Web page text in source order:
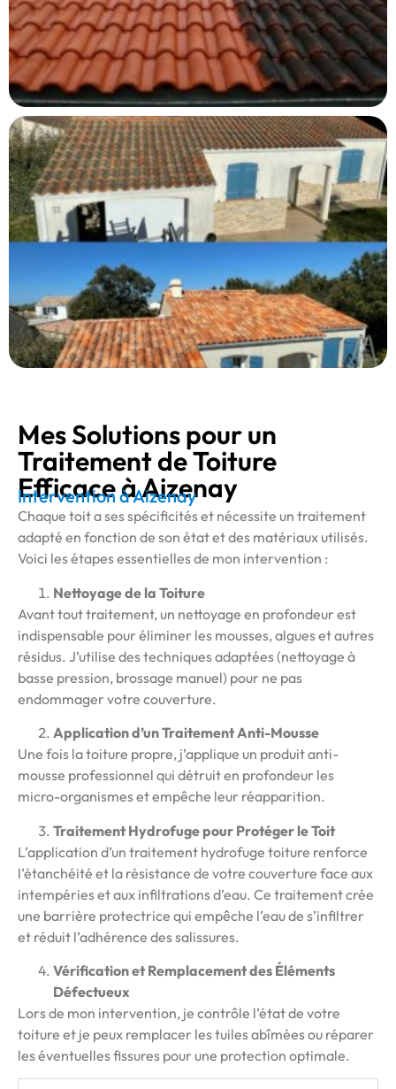
Mes Solutions pour un
Traitement de Toiture
Efficace à Aizenay
Intervention à Aizenay
Chaque toit a ses spécificités et nécessite un traitement
adapté en fonction de son état et des matériaux utilisés.
Voici les étapes essentielles de mon intervention :
Nettoyage de la Toiture
Avant tout traitement, un nettoyage en profondeur est
indispensable pour éliminer les mousses, algues et autres
résidus. J’utilise des techniques adaptées (nettoyage à
basse pression, brossage manuel) pour ne pas
endommager votre couverture.
Application d’un Traitement Anti-Mousse
Une fois la toiture propre, j’applique un produit anti-
mousse professionnel qui détruit en profondeur les
micro-organismes et empêche leur réapparition.
Traitement Hydrofuge pour Protéger le Toit
L’application d’un traitement hydrofuge toiture renforce
l’étanchéité et la résistance de votre couverture face aux
intempéries et aux infiltrations d’eau. Ce traitement crée
une barrière protectrice qui empêche l’eau de s’infiltrer
et réduit l’adhérence des salissures.
Vérification et Remplacement des Éléments
Défectueux
Lors de mon intervention, je contrôle l’état de votre
toiture et je peux remplacer les tuiles abîmées ou réparer
les éventuelles fissures pour une protection optimale.